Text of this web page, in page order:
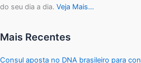
do seu dia a dia. Veja Mais…
Mais Recentes
Consul aposta no DNA brasileiro para